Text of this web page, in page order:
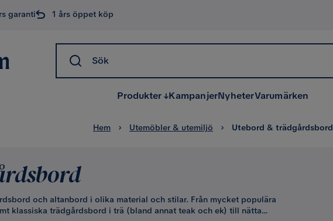
garanti 1 års öppet köp
Sök
Produkter KampanjerNyheterVarumärken
Hem Utemöbler & utemiljö Utebord & trädgårdsbord
och altanbord i olika material och stilar. Från mycket populära
klassiska trädgårdsbord i trä (bland annat teak och ek) till nätta